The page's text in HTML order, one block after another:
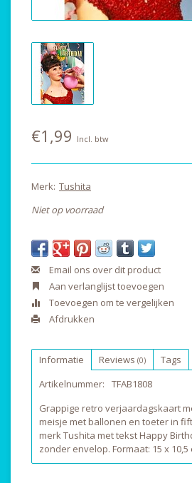
€1,99 Incl. btw
Merk: Tushita
Niet op voorraad
Email ons over dit product
Aan verlanglijst toevoegen
Toevoegen om te vergelijken
Afdrukken
Informatie Reviews (0)
Tags
Artikelnummer:
TFAB1808
Grappige retro verjaardagskaart
meisje met ballonen en toeter in
merk Tushita met tekst Happy
zonder envelop. Formaat: 15 x 10,5